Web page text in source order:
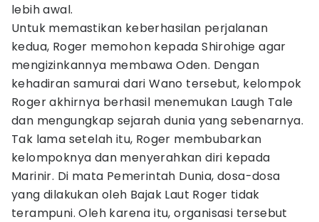
lebih awal.
Untuk memastikan keberhasilan perjalanan
kedua, Roger memohon kepada Shirohige agar
mengizinkannya membawa Oden. Dengan
kehadiran samurai dari Wano tersebut, kelompok
Roger akhirnya berhasil menemukan Laugh Tale
dan mengungkap sejarah dunia yang sebenarnya.
Tak lama setelah itu, Roger membubarkan
kelompoknya dan menyerahkan diri kepada
Marinir. Di mata Pemerintah Dunia, dosa-dosa
yang dilakukan oleh Bajak Laut Roger tidak
terampuni. Oleh karena itu, organisasi tersebut